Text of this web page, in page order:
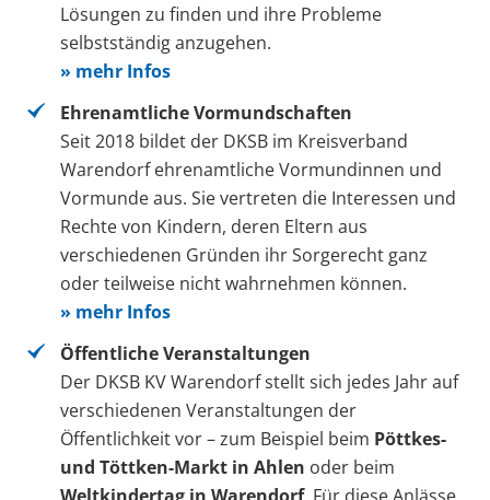
Lösungen zu finden und ihre Probleme
selbstständig anzugehen.
» mehr Infos
Ehrenamtliche Vormundschaften
Seit 2018 bildet der DKSB im Kreisverband
Warendorf ehrenamtliche Vormundinnen und
Vormunde aus. Sie vertreten die Interessen und
Rechte von Kindern, deren Eltern aus
verschiedenen Gründen ihr Sorgerecht ganz
oder teilweise nicht wahrnehmen können.
» mehr Infos
Öffentliche Veranstaltungen
Der DKSB KV Warendorf stellt sich jedes Jahr auf
verschiedenen Veranstaltungen der
Öffentlichkeit vor – zum Beispiel beim Pöttkes-
und Töttken-Markt in Ahlen oder beim
Weltkindertag in Warendorf. Für diese Anlässe